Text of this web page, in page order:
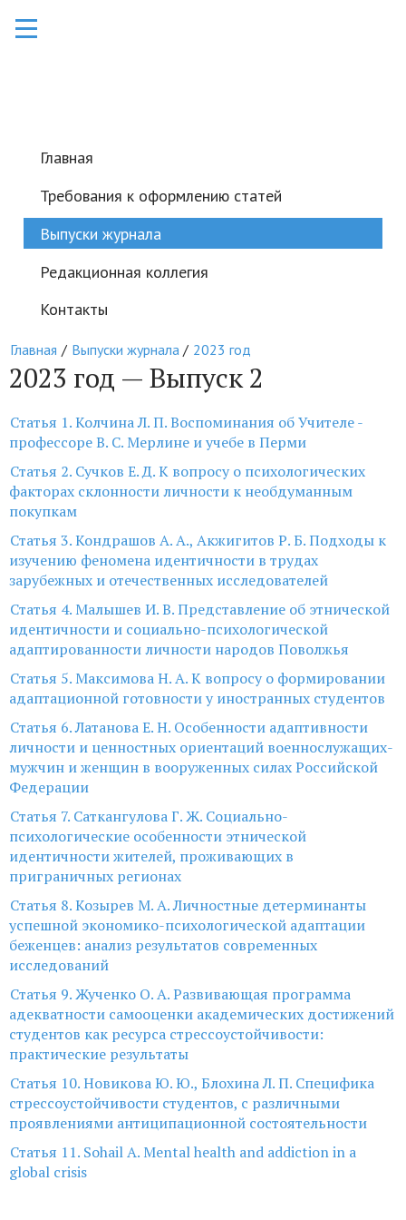
Главная
Требования к оформлению статей
Выпуски журнала
Редакционная коллегия
Контакты
Главная Выпуски журнала 2023 год
2023 год — Выпуск 2
Статья 1. Колчина Л. П. Воспоминания об Учителе -
профессоре В. С. Мерлине и учебе в Перми
Статья 2. Сучков Е. Д. К вопросу о психологических
факторах склонности личности к необдуманным
покупкам
Статья 3. Кондрашов А. А., Акжигитов Р. Б. Подходы к
изучению феномена идентичности в трудах
зарубежных и отечественных исследователей
Статья 4. Малышев И. В. Представление об этнической
идентичности и социально-психологической
адаптированности личности народов Поволжья
Статья 5. Максимова Н. А. К вопросу о формировании
адаптационной готовности у иностранных студентов
Статья 6. Латанова Е. Н. Особенности адаптивности
личности и ценностных ориентаций военнослужащих-
мужчин и женщин в вооруженных силах Российской
Федерации
Статья 7. Саткангулова Г. Ж. Социально-
психологические особенности этнической
идентичности жителей, проживающих в
приграничных регионах
Статья 8. Козырев М. А. Личностные детерминанты
успешной экономико-психологической адаптации
беженцев: анализ результатов современных
исследований
Статья 9. Жученко О. А. Развивающая программа
адекватности самооценки академических достижений
студентов как ресурса стрессоустойчивости:
практические результаты
Статья 10. Новикова Ю. Ю., Блохина Л. П. Специфика
стрессоустойчивости студентов, с различными
проявлениями антиципационной состоятельности
Статья 11. Sohail A. Mental health and addiction in a
global crisis